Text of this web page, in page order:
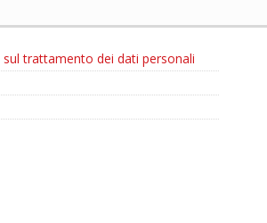
trattamento dei dati personali